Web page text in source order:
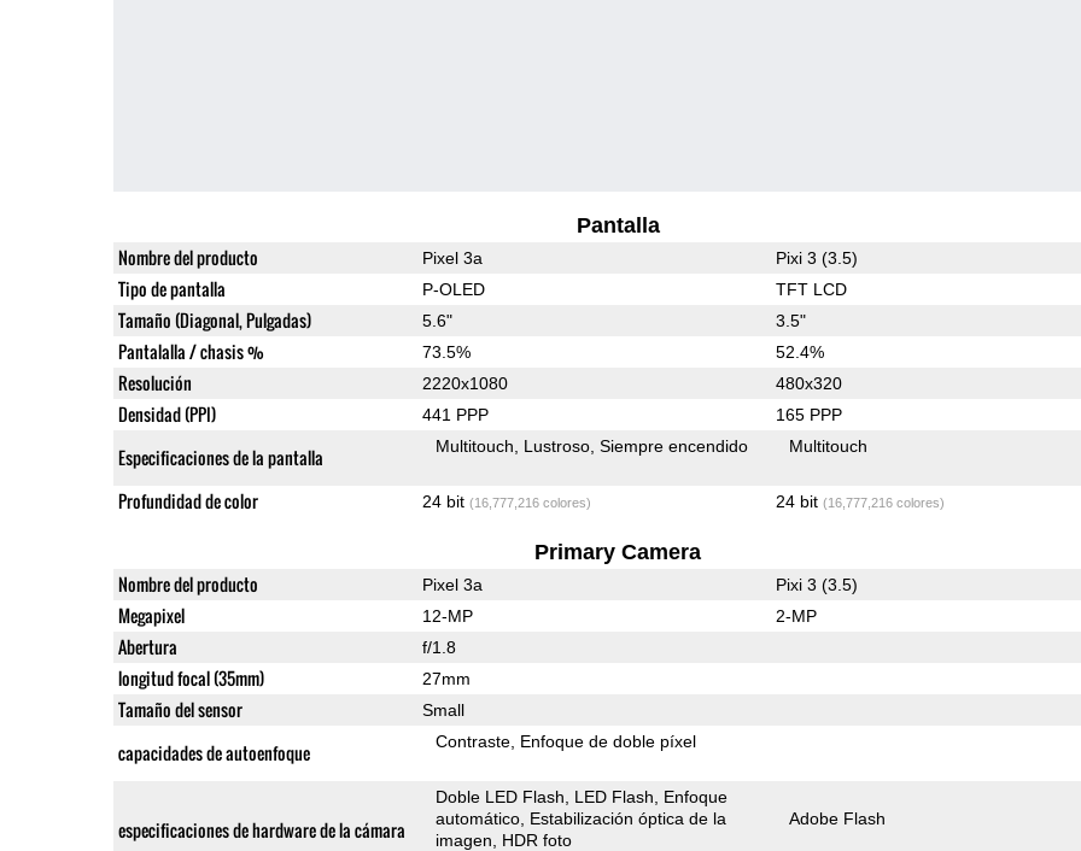
Pantalla
Nombre del producto Pixel 3a Pixi 3 (3.5)
Tipo de pantalla P-OLED TFT LCD
Tamaño (Diagonal, Pulgadas) 5.6" 3.5"
Pantalalla / chasis % 73.5% 52.4%
Resolución 2220x1080 480x320
Densidad (PPI) 441 PPP 165 PPP
Especificaciones de la pantalla Multitouch Lustroso Siempre encendido Multitouch
Profundidad de color 24 bit (16,777,216 colores) 24 bit (16,777,216 colores)
Primary Camera
Nombre del producto Pixel 3a Pixi 3 (3.5)
Megapixel 12-MP 2-MP
Abertura f/1.8
longitud focal (35mm) 27mm
Tamaño del sensor Small
capacidades de autoenfoque Contraste Enfoque de doble píxel
especificaciones de hardware de la cámara
Doble LED Flash LED Flash
Enfoque
automático Estabilización óptica de la
imagen
HDR foto
Adobe Flash